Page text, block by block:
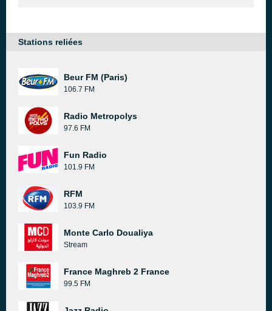
Stations reliées
Beur FM (Paris)
106.7 FM
Radio Metropolys
97.6 FM
Fun Radio
101.9 FM
RFM
103.9 FM
Monte Carlo Doualiya
Stream
France Maghreb 2 France
99.5 FM